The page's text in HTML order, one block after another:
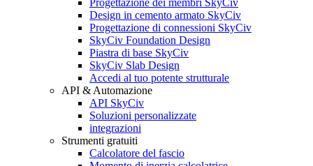
Progettazione dei membri SkyCiv
Design in cemento armato SkyCiv
Progettazione di connessioni SkyCiv
SkyCiv Foundation Design
Piastra di base SkyCiv
SkyCiv Slab Design
Accedi al tuo potente strutturale
API & Automazione
API SkyCiv
Soluzioni personalizzate
integrazioni
Strumenti gratuiti
Calcolatore del fascio